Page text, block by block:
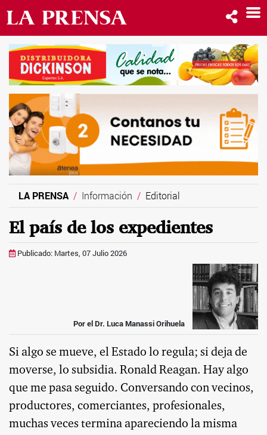
LA PRENSA Información Editorial
El país de los expedientes
Publicado: Martes, 07 Julio 2026
Por el Dr. Luca Manassi Orihuela
Si algo se mueve, el Estado lo regula; si deja de
moverse, lo subsidia. Ronald Reagan. Hay algo
que me pasa seguido. Conversando con vecinos,
productores, comerciantes, profesionales,
muchas veces termina apareciendo la misma